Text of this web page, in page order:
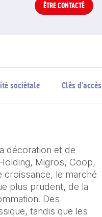
ÊTRE CONTACTÉ
sociétale Clés d'accès
décoration et de
Migros, Coop,
croissance, le marché
plus prudent, de la
Des
tandis que les